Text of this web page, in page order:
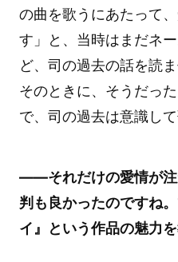
の曲を歌うにあたって
す」と、当時はまだネ
ど、司の過去の話を読
そのときに、そうだっ
で、司の過去は意識して
――それだけの愛情が注
判も良かったのですね
イ』という作品の魅力を